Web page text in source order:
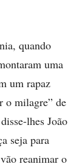
quando
uma
um rapaz
o milagre” de
lhes João
seja para
reanimar o